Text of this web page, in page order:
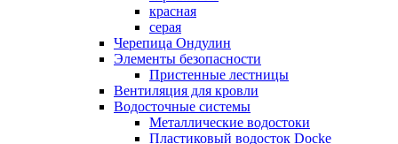
красная
серая
Черепица Ондулин
Элементы безопасности
Пристенные лестницы
Вентиляция для кровли
Водосточные системы
Металлические водостоки
Пластиковый водосток Docke